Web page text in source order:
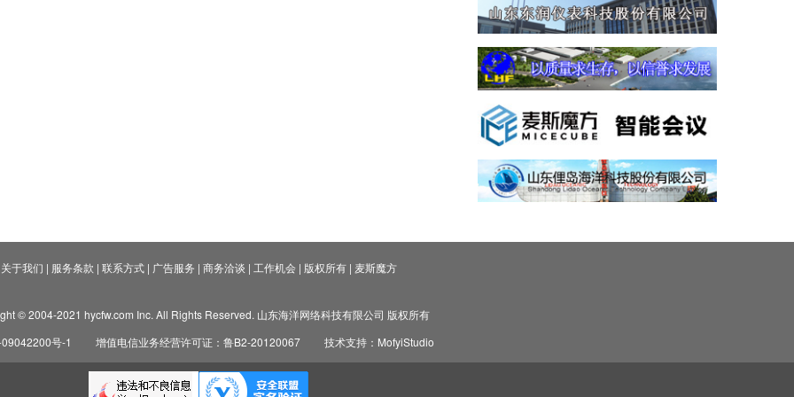
关于我们 | 服务条款 | 联系方式| 广告服务 | 商务洽谈 | 工作机会| 版权所有| 麦斯魔方
© 2004-2021 hycfw.com Inc. All Rights Reserved. 山东海洋网络科技有限公司 版权所有
号-1
增值电信业务经营许可证：鲁B2-20120067 技术支持：MofyiStudio